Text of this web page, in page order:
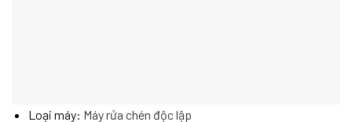
Loại máy: Máy rửa chén độc lập